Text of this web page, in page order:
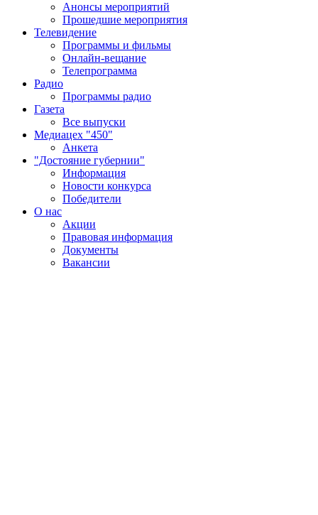
Анонсы мероприятий
Прошедшие мероприятия
Телевидение
Программы и фильмы
Онлайн-вещание
Телепрограмма
Радио
Программы радио
Газета
Все выпуски
Медиацех "450"
Анкета
"Достояние губернии"
Информация
Новости конкурса
Победители
О нас
Акции
Правовая информация
Документы
Вакансии